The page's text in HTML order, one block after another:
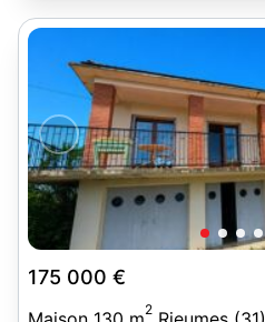
175 000 €
2